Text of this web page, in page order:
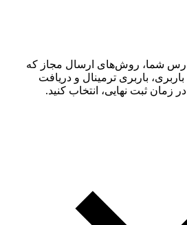
شما، روش‌های ارسال مجاز که
باربری ترمینال و دریافت
زمان ثبت نهایی، انتخاب کنید.